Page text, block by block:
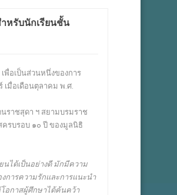
หรับนักเรียนชั้น
อเป็นส่วนหนึ่งของการ
มื่อเดือนตุลาคม พ.ศ.
ราชสุดา ฯ สยามบรมราช
รบรอบ ๑๐ ปี ของมูลนิธิ
ได้เป็นอย่างดีมักมีความ
การความรักและการแนะนำ
อกาสผู้ศึกษาได้ค้นคว้า